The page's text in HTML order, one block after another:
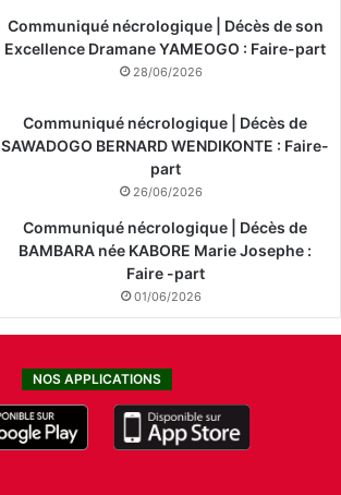
Communiqué nécrologique | Décès de son
Excellence Dramane YAMEOGO : Faire-part
28/06/2026
Communiqué nécrologique | Décès de
SAWADOGO BERNARD WENDIKONTE : Faire-
part
26/06/2026
Communiqué nécrologique | Décès de
BAMBARA née KABORE Marie Josephe :
Faire -part
01/06/2026
NOS APPLICATIONS